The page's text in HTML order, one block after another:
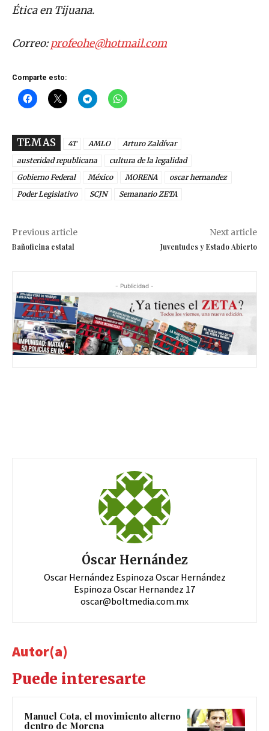
Ética en Tijuana.
Correo:profeohe@hotmail.com
Comparte esto:
TEMAS 4T AMLO
Arturo Zaldívar
austeridad republicana
cultura de la legalidad
Gobierno Federal
México MORENA
oscar hernandez
Poder Legislativo
SCJN Semanario ZETA
Previous article
Bañoficina estatal
Next article
Juventudes y Estado Abierto
- Publicidad -
Óscar Hernández
Oscar Hernández Espinoza Oscar Hernández
Espinoza Oscar Hernandez 17
oscar@boltmedia.com.mx
Autor(a)
Puede interesarte
Manuel Cota, el movimiento alterno
dentro de Morena